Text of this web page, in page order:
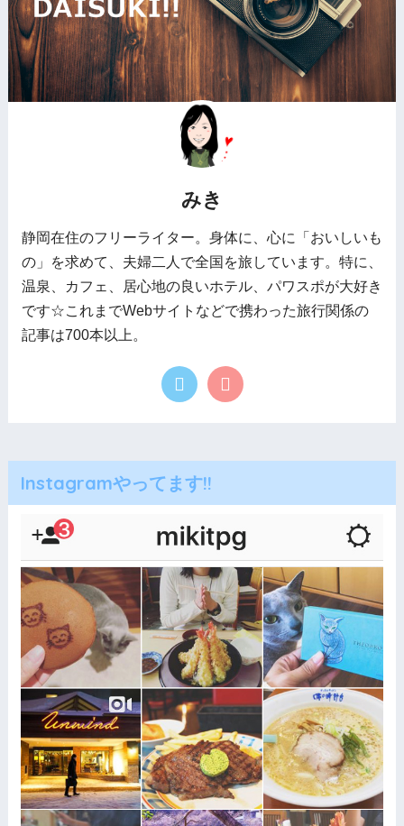
みき
静岡在住のフリーライター。身体に、心に「おいしいも
の」を求めて、夫婦二人で全国を旅しています。特に、
温泉、カフェ、居心地の良いホテル、パワスポが大好き
です☆これまでWebサイトなどで携わった旅行関係の
記事は700本以上。
Instagramやってます!!